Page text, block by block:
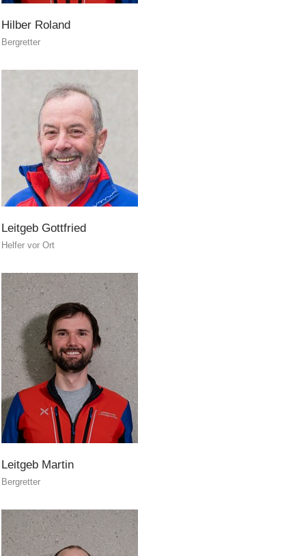
Flugrettung
Hilber Roland
Bergretter
Leitgeb Gottfried
Helfer vor Ort
Leitgeb Martin
Bergretter